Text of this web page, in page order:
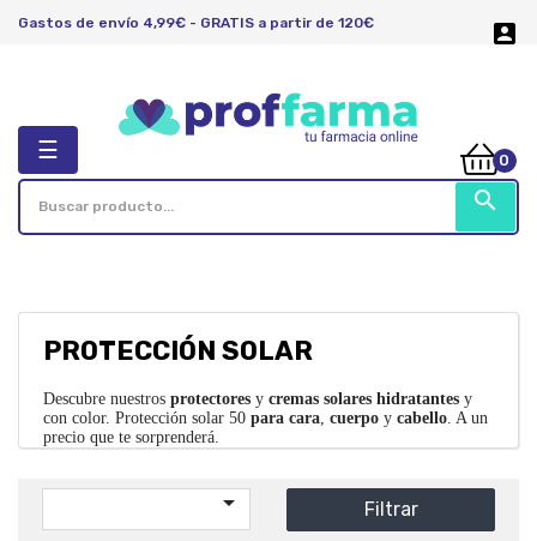
Gastos de envío 4,99€ - GRATIS a partir de 120€ 
search
Navegación
de
palanca
☰ 0
PROTECCIÓN SOLAR
Descubre nuestros protectores y cremas solares hidratantes y
con color. Protección solar 50 para cara cuerpo y cabello . A un
precio que te sorprenderá.
 Filtrar